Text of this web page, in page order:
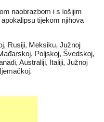
naobrazbom i s lošijim
tijekom njihova
Rusiji, Meksiku, Južnoj
Poljskoj, Švedskoj,
Australiji, Italiji, Južnoj